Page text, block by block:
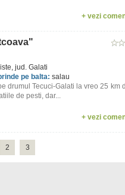
+ vezi
jud. Galati
pe balta: salau
drumul Tecuci-Galati la vreo 25 km
de pesti, dar...
+ vezi
2 3